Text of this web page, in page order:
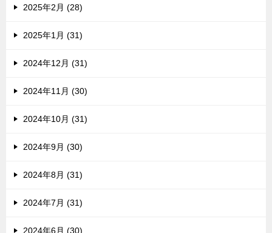
2025年2月 (28)
2025年1月 (31)
2024年12月 (31)
2024年11月 (30)
2024年10月 (31)
2024年9月 (30)
2024年8月 (31)
2024年7月 (31)
2024年6月 (30)